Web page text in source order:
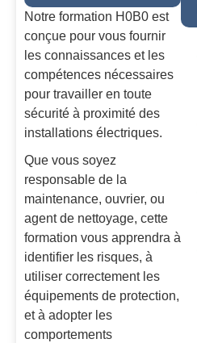
Notre formation H0B0 est
conçue pour vous fournir
les connaissances et les
compétences nécessaires
pour travailler en toute
sécurité à proximité des
installations électriques.
Que vous soyez
responsable de la
maintenance, ouvrier, ou
agent de nettoyage, cette
formation vous apprendra à
identifier les risques, à
utiliser correctement les
équipements de protection,
et à adopter les
comportements